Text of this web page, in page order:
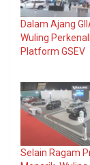
Dalam Ajang
Wuling
Platform GSEV
Selain Ragam